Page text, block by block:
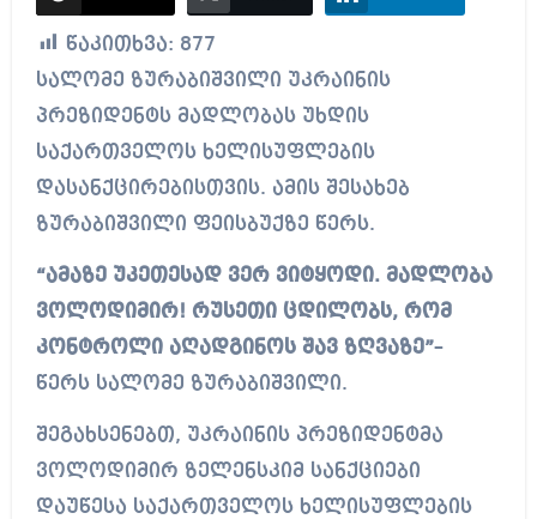
წაკითხვა: 877
სალომე ზურაბიშვილი უკრაინის
პრეზიდენტს მადლობას უხდის
საქართველოს ხელისუფლების
დასანქცირებისთვის. ამის შესახებ
ზურაბიშვილი ფეისბუქზე წერს.
“ამაზე უკეთესად ვერ ვიტყოდი. მადლობა
ვოლოდიმირ! რუსეთი ცდილობს, რომ
კონტროლი აღადგინოს შავ ზღვაზე”–
წერს სალომე ზურაბიშვილი.
შეგახსენებთ, უკრაინის პრეზიდენტმა
ვოლოდიმირ ზელენსკიმ სანქციები
დაუწესა საქართველოს ხელისუფლების